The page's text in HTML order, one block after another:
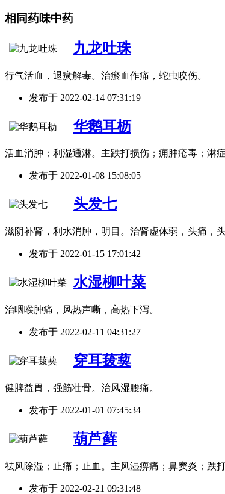
相同药味中药
九龙吐珠
行气活血，退癀解毒。治瘀血作痛，蛇虫咬伤。
发布于 2022-02-14 07:31:19
华鹅耳枥
活血消肿；利湿通淋。主跌打损伤；痈肿疮毒；淋症
发布于 2022-01-08 15:08:05
头发七
滋阴补肾，利水消肿，明目。治肾虚体弱，头痛，
发布于 2022-01-15 17:01:42
水湿柳叶菜
治咽喉肿痛，风热声嘶，高热下泻。
发布于 2022-02-11 04:31:27
穿耳菝葜
健脾益胃，强筋壮骨。治风湿腰痛。
发布于 2022-01-01 07:45:34
葫芦藓
祛风除湿；止痛；止血。主风湿痹痛；鼻窦炎；跌
发布于 2022-02-21 09:31:48